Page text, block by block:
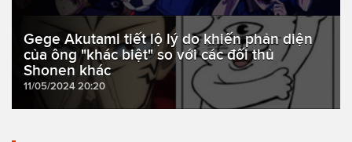
Gege Akutami tiết lộ lý do khiến phản diện
của ông "khác biệt" so với các đối thủ
Shonen khác
11/05/2024 20:20